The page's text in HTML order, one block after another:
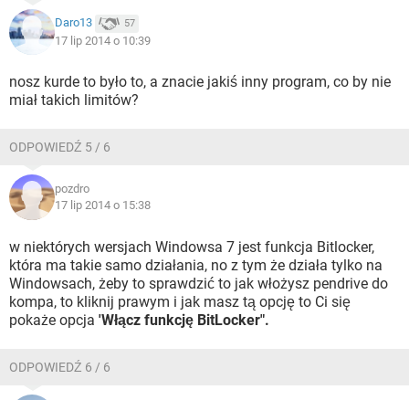
Daro13 57
17 lip 2014 o 10:39
nosz kurde to było to, a znacie jakiś inny program, co by nie
miał takich limitów?
ODPOWIEDŹ 5 / 6
pozdro
17 lip 2014 o 15:38
w niektórych wersjach Windowsa 7 jest funkcja Bitlocker,
która ma takie samo działania, no z tym że działa tylko na
Windowsach, żeby to sprawdzić to jak włożysz pendrive do
kompa, to kliknij prawym i jak masz tą opcję to Ci się
pokaże opcja 'Włącz funkcję BitLocker".
ODPOWIEDŹ 6 / 6